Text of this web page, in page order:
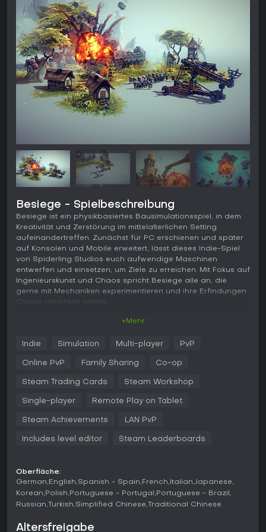
Besiege - Spielbeschreibung
Besiege ist ein physikbasiertes Bausimulationsspiel, in dem
Kreativität und Zerstörung im mittelalterlichen Setting
aufeinandertreffen. Zunächst für PC erschienen und später
auf Konsolen und Mobile erweitert, lässt dieses Indie-Spiel
von Spiderling Studios euch aufwendige Maschinen
entwerfen und einsetzen, um Ziele zu erreichen. Mit Fokus auf
Ingenieurskunst und Chaos spricht Besiege alle an, die
gerne mit Mechaniken experimentieren und ihre Erfindungen
Chaos anrichten sehen.
Blöcken, aus denen ihr Belagerungsmaschinen wie
Rammböcke oder Ballisten baut. Der Physik-Engine
Projektilbahnen - jede Konstruktion wird so zum Test eurer
Teilen wie Holzblöcken und Rädern, experimentiert dann mit
die fahren, fliegen oder Ziele zerstören. Die
Herausforderungen fordern oft Anpassungen an Gelände
Kräften basiert.
Die Mechaniken setzen auf Zerstörung und Problemlösung
fliegende Apparate oder automatisierte Waffen. Präzise
+Mehr
Indie Simulation Multi-player PvP
Online PvP Family Sharing Co-op
Steam Trading Cards Steam Workshop
Single-player Remote Play on Tablet
Steam Achievements LAN PvP
Includes level editor Steam Leaderboards
Oberfläche:
German English Spanish - Spain French Italian Japanese
Korean Polish Portuguese - Portugal
Portuguese - Brazil
Russian
Turkish Simplified Chinese Traditional Chinese
Altersfreigabe